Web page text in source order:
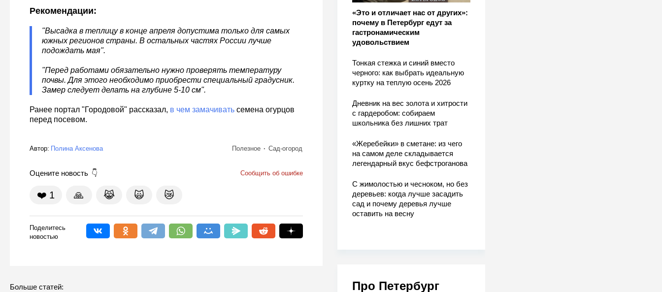
«Это и отличает нас от других»:
почему в Петербург едут за
гастронамическим
удовольствием
Тонкая стежка и синий вместо
черного: как выбрать идеальную
куртку на теплую осень 2026
Дневник на вес золота и хитрости
с гардеробом: собираем
школьника без лишних трат
«Жеребейки» в сметане: из чего
на самом деле складывается
легендарный вкус бефстроганова
С жимолостью и чесноком, но без
деревьев: когда лучше засадить
сад и почему деревья лучше
оставить на весну
Про Петербург
Рекомендации:
"Высадка в теплицу в конце апреля допустима только для самых
южных регионов страны. В остальных частях России лучше
подождать мая".
"Перед работами обязательно нужно проверять температуру
почвы. Для этого необходимо приобрести специальный градусник.
Замер следует делать на глубине 5-10 см".
Ранее портал "Городовой" рассказал, в чем замачиватьсемена огурцов
перед посевом.
Автор: Полина Аксенова Полезное Сад-огород
Оцените новость Сообщить об ошибке
❤️ 1 🙏 😹 🙀 😿
Поделитесь
новостью
Больше статей: